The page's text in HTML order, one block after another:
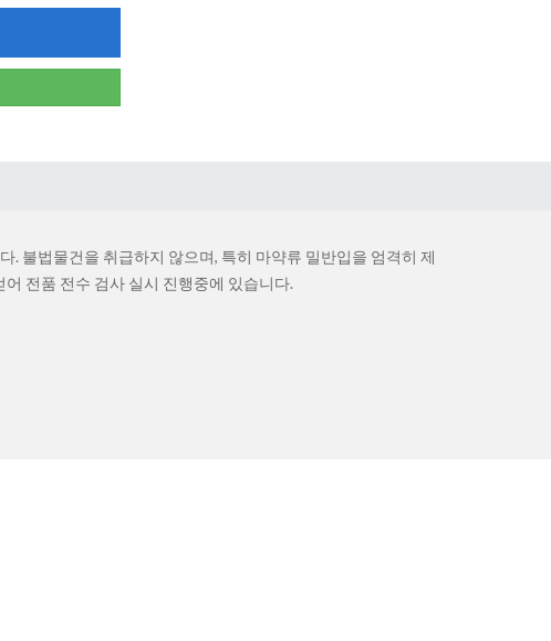
. 불법물건을 취급하지 않으며, 특히 마약류 밀반입을 엄격히 제
전품 전수 검사 실시 진행중에 있습니다.